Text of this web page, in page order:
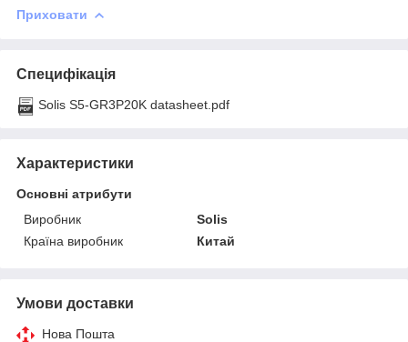
Приховати
Специфікація
Solis S5-GR3P20K datasheet.pdf
Характеристики
Основні атрибути
Виробник
Solis
Країна виробник
Китай
Умови доставки
Нова Пошта